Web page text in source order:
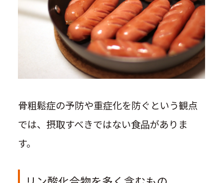
骨粗鬆症の予防や重症化を防ぐという観点
では、摂取すべきではない食品がありま
す。